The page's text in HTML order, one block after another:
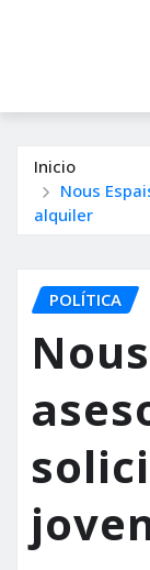
Inicio
Nous
alquiler
POLÍTICA